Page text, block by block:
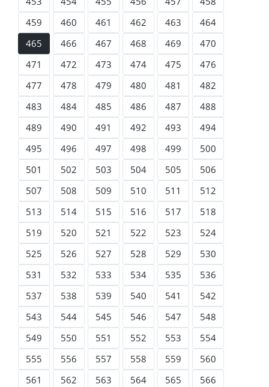
459
460 461 462 463
464
465
466 467 468 469
470
471
472 473 474 475
476
477
478 479 480 481
482
483
484 485 486 487
488
489
490 491 492 493
494
495
496 497 498 499
500
501
502 503 504 505
506
507
508 509 510 511
512
513
514 515 516 517
518
519
520 521 522 523
524
525
526 527 528 529
530
531
532 533 534 535
536
537
538 539 540 541
542
543
544 545 546 547
548
549
550 551 552 553
554
555
556 557 558 559
560
561
562 563 564 565
566